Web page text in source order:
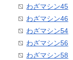
わざマシン45
わざマシン46
わざマシン54
わざマシン56
わざマシン58